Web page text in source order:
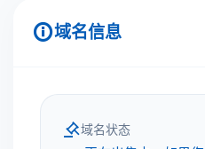
域名信息
域名状态